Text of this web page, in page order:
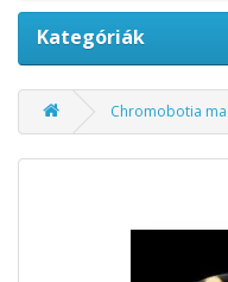
Kategóriák
Chromobotia